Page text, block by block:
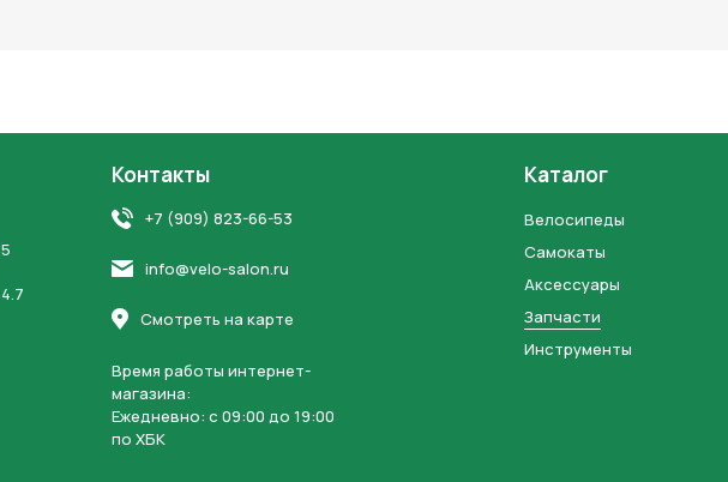
5
4.7
Контакты
+7 (909) 823-66-53
info@velo-salon.ru
Смотреть на карте
Время работы интернет-
магазина:
Ежедневно: c 09:00 до 19:00
по ХБК
Каталог
Велосипеды
Самокаты
Аксессуары
Запчасти
Инструменты